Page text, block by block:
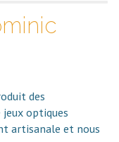
des
optiques
artisanale et nous